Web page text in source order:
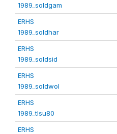
1989_soldgam
ERHS
1989_soldhar
ERHS
1989_soldsid
ERHS
1989_soldwol
ERHS
1989_tlsu80
ERHS